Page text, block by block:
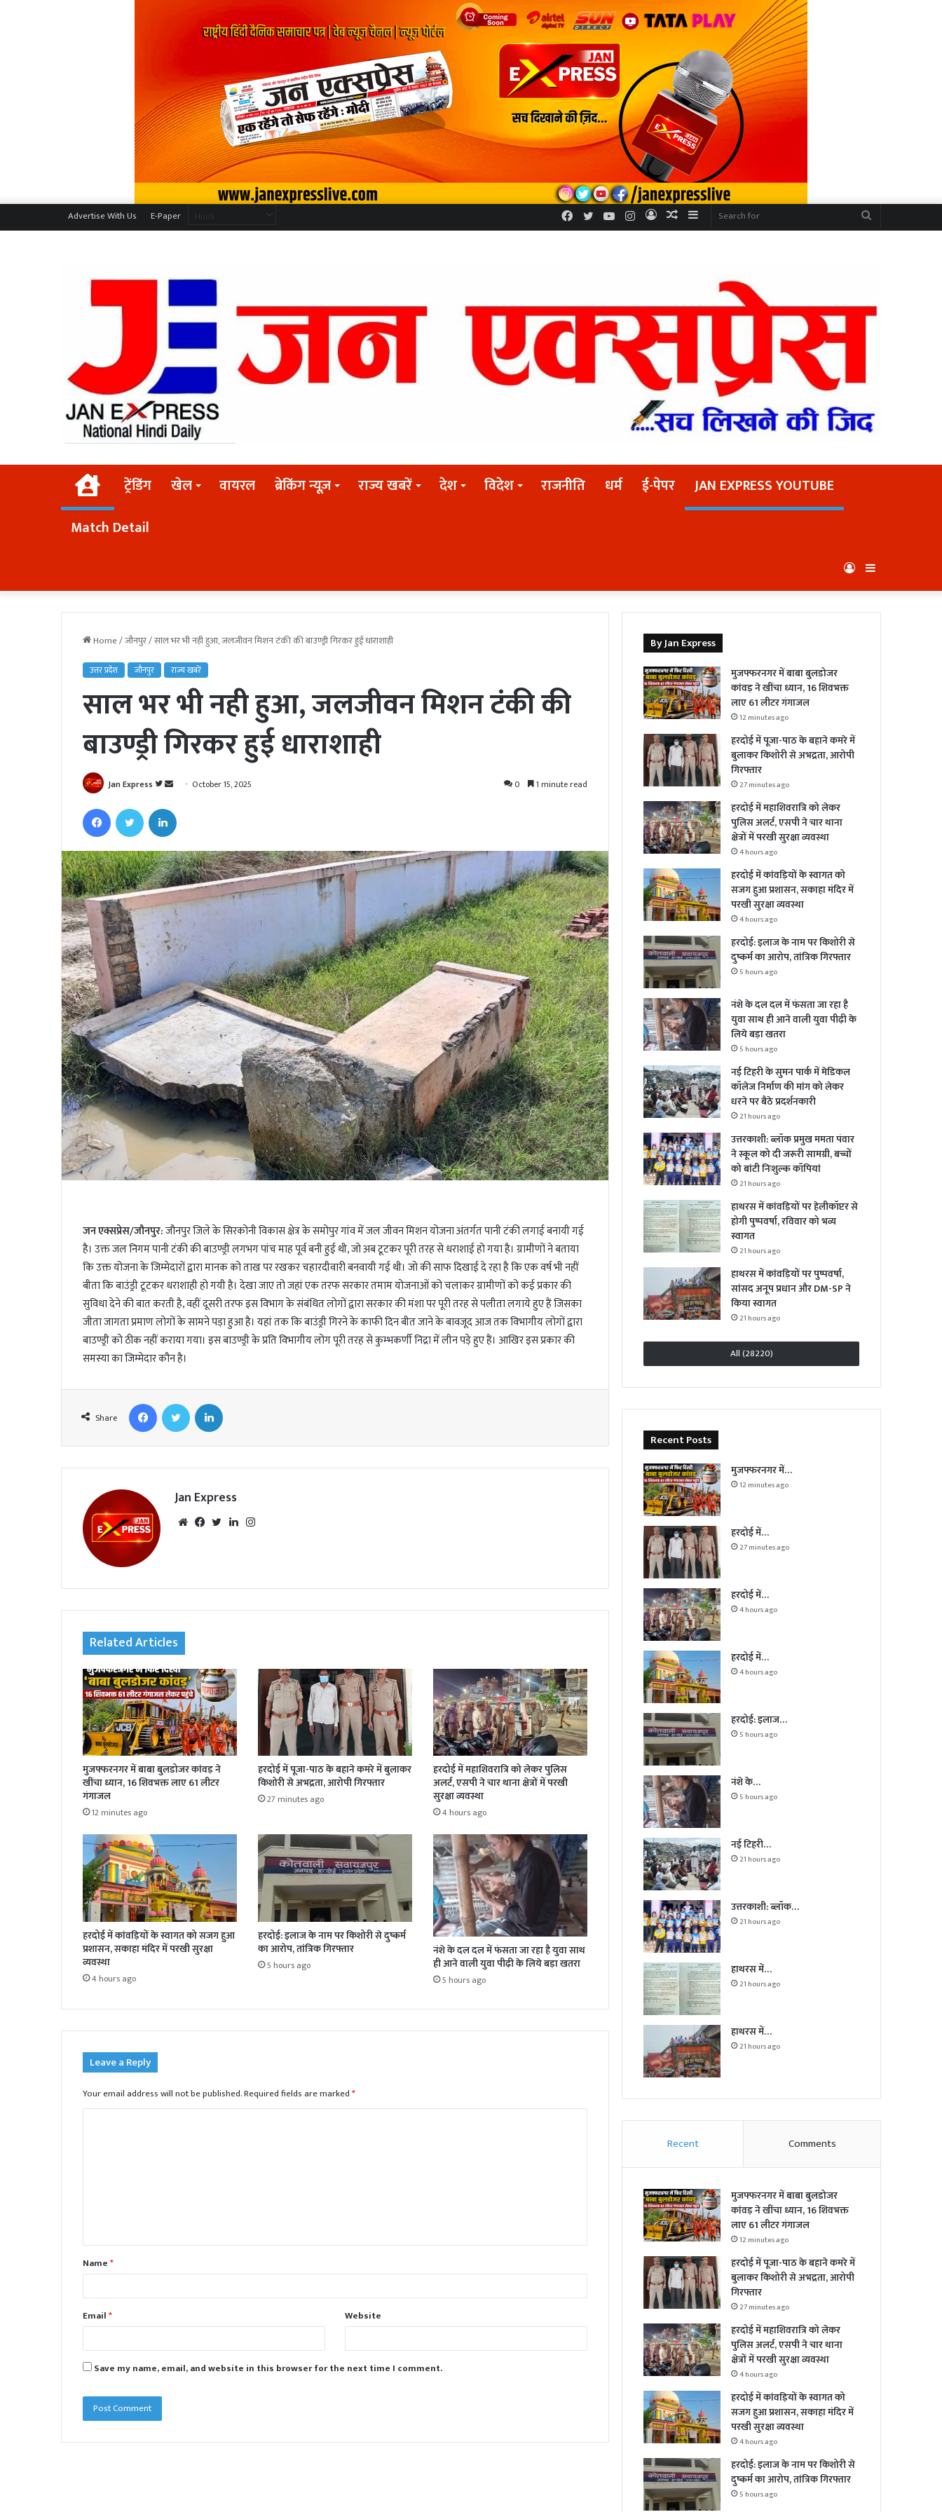
Advertise With Us E-Paper Sidebar
Random
Log
Instagram
YouTube
Twitter
Facebook
Homeट्रेंडिंग खेल वायरल ब्रेकिंग न्यूज़ राज्य खबरें देश विदेश राजनीति धर्म ई-पेपर
JAN EXPRESS YOUTUBE
Match Detail
Log
In
Home/जौनपुर/साल भर भी नही हुआ, जलजीवन मिशन टंकी की बाउण्ड्री गिरकर हुई धाराशाही
उत्तर प्रदेश जौनपुर राज्य खबरें
साल भर भी नही हुआ, जलजीवन मिशन टंकी की
बाउण्ड्री गिरकर हुई धाराशाही
Jan Express
F
l
l
o
w
o
n
T
w
i
t
e
r
n
d
a
n
e
m
a
i
October 15, 2025 0 1 minute read
जन एक्सप्रेस/जौनपुर:जौनपुर जिले के सिरकोनी विकास क्षेत्र के समोपुर गांव में जल जीवन मिशन योजना अंतर्गत पानी टंकी लगाई बनायी गई
है। उक्त जल निगम पानी टंकी की बाउण्ड्री लगभग पांच माह पूर्व बनी हुई थी, जो अब टूटकर पूरी तरह से धराशाई हो गया है। ग्रामीणों ने बताया
कि उक्त योजना के जिम्मेदारों द्वारा मानक को ताख पर रखकर चहारदीवारी बनवायी गई थी। जो की साफ दिखाई दे रहा है कि एक वर्ष भी नहीं
बीता कि बाउंड्री टूटकर धराशाही हो गयी है। देखा जाए तो जहां एक तरफ सरकार तमाम योजनाओं को चलाकर ग्रामीणों को कई प्रकार की
सुविधा देने की बात करती है, वहीं दूसरी तरफ इस विभाग के संबंधित लोगों द्वारा सरकार की मंशा पर पूरी तरह से पलीता लगाये हुए हैं जिसका
जीता जागता प्रमाण लोगों के सामने पड़ा हुआ है। यहां तक कि बाउंड्री गिरने के काफी दिन बीत जाने के बावजूद आज तक विभागीय लोगों द्वारा
बाउण्ड्री को ठीक नहीं कराया गया। इस बाउण्ड्री के प्रति विभागीय लोग पूरी तरह से कुम्भकर्णी निद्रा में लीन पड़े हुए हैं। आखिर इस प्रकार की
समस्या का जिम्मेदार कौन है।
Share
Jan Express
We Fac Twi Lin
Related Articles
मुजफ्फरनगर में बाबा बुलडोजर कांवड़ ने
खींचा ध्यान, 16 शिवभक्त लाए 61 लीटर
गंगाजल
12 minutes ago
हरदोई में पूजा-पाठ के बहाने कमरे में बुलाकर
किशोरी से अभद्रता, आरोपी गिरफ्तार
27 minutes ago
हरदोई में महाशिवरात्रि को लेकर पुलिस
अलर्ट, एसपी ने चार थाना क्षेत्रों में परखी
सुरक्षा व्यवस्था
4 hours ago
हरदोई में कांवड़ियों के स्वागत को सजग हुआ
प्रशासन, सकाहा मंदिर में परखी सुरक्षा
व्यवस्था
4 hours ago
हरदोई: इलाज के नाम पर किशोरी से दुष्कर्म
का आरोप, तांत्रिक गिरफ्तार
5 hours ago
नंशे के दल दल में फंसता जा रहा है युवा साथ
ही आने वाली युवा पीढ़ी के लिये बड़ा खतरा
5 hours ago
Leave a Reply
Your email address will not be published.Required fields are marked*
t
*Name*
Email* Website
Save my name, email, and website in this browser for the next time I comment.
By Jan Express
मुजफ्फरनगर में बाबा बुलडोजर
कांवड़ ने खींचा ध्यान, 16 शिवभक्त
लाए 61 लीटर गंगाजल
12 minutes ago
हरदोई में पूजा-पाठ के बहाने कमरे में
बुलाकर किशोरी से अभद्रता, आरोपी
गिरफ्तार
27 minutes ago
हरदोई में महाशिवरात्रि को लेकर
पुलिस अलर्ट, एसपी ने चार थाना
क्षेत्रों में परखी सुरक्षा व्यवस्था
4 hours ago
हरदोई में कांवड़ियों के स्वागत को
सजग हुआ प्रशासन, सकाहा मंदिर में
परखी सुरक्षा व्यवस्था
4 hours ago
हरदोई: इलाज के नाम पर किशोरी से
दुष्कर्म का आरोप, तांत्रिक गिरफ्तार
5 hours ago
नंशे के दल दल में फंसता जा रहा है
युवा साथ ही आने वाली युवा पीढ़ी के
लिये बड़ा खतरा
5 hours ago
नई टिहरी के सुमन पार्क में मेडिकल
कॉलेज निर्माण की मांग को लेकर
धरने पर बैठे प्रदर्शनकारी
21 hours ago
उत्तरकाशी: ब्लॉक प्रमुख ममता पंवार
ने स्कूल को दी जरूरी सामग्री, बच्चों
को बांटी निःशुल्क कॉपियां
21 hours ago
हाथरस में कांवड़ियों पर हेलीकॉप्टर से
होगी पुष्पवर्षा, रविवार को भव्य
स्वागत
21 hours ago
हाथरस में कांवड़ियों पर पुष्पवर्षा,
सांसद अनूप प्रधान और DM-SP ने
किया स्वागत
21 hours ago
All (28220)
Recent Posts
मुजफ्फरनगर में…
12 minutes ago
हरदोई में…
27 minutes ago
हरदोई में…
4 hours ago
हरदोई में…
4 hours ago
हरदोई: इलाज…
5 hours ago
नंशे के…
5 hours ago
नई टिहरी…
21 hours ago
उत्तरकाशी: ब्लॉक…
21 hours ago
हाथरस में…
21 hours ago
हाथरस में…
21 hours ago
Recent Comments
मुजफ्फरनगर में बाबा बुलडोजर
कांवड़ ने खींचा ध्यान, 16 शिवभक्त
लाए 61 लीटर गंगाजल
12 minutes ago
हरदोई में पूजा-पाठ के बहाने कमरे में
बुलाकर किशोरी से अभद्रता, आरोपी
गिरफ्तार
27 minutes ago
हरदोई में महाशिवरात्रि को लेकर
पुलिस अलर्ट, एसपी ने चार थाना
क्षेत्रों में परखी सुरक्षा व्यवस्था
4 hours ago
हरदोई में कांवड़ियों के स्वागत को
सजग हुआ प्रशासन, सकाहा मंदिर में
परखी सुरक्षा व्यवस्था
4 hours ago
हरदोई: इलाज के नाम पर किशोरी से
दुष्कर्म का आरोप, तांत्रिक गिरफ्तार
5 hours ago